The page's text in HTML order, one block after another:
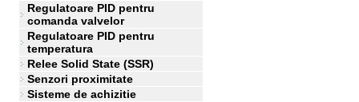
Regulatoare PID pentru
comanda valvelor
Regulatoare PID pentru
temperatura
Relee Solid State (SSR)
Senzori proximitate
Sisteme de achizitie